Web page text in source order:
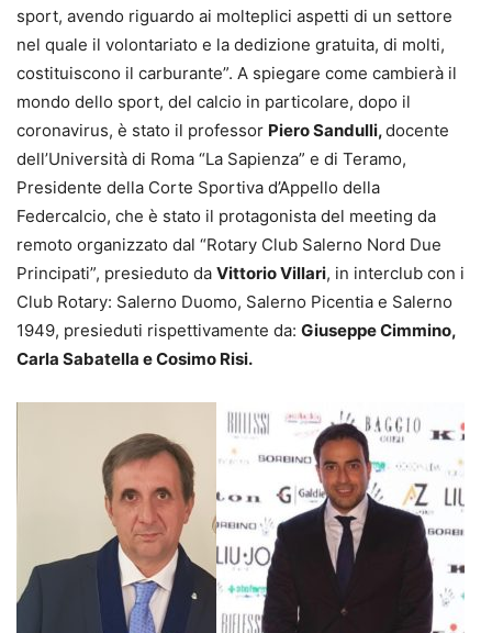
sport, avendo riguardo ai molteplici aspetti di un settore
nel quale il volontariato e la dedizione gratuita, di molti,
costituiscono il carburante”. A spiegare come cambierà il
mondo dello sport, del calcio in particolare, dopo il
coronavirus, è stato il professor Piero Sandulli,docente
dell’Università di Roma “La Sapienza” e di Teramo,
Presidente della Corte Sportiva d’Appello della
Federcalcio, che è stato il protagonista del meeting da
remoto organizzato dal “Rotary Club Salerno Nord Due
Principati”, presieduto da Vittorio Villari, in interclub con i
Club Rotary: Salerno Duomo, Salerno Picentia e Salerno
1949, presieduti rispettivamente da: Giuseppe Cimmino,
Carla Sabatella e Cosimo Risi.